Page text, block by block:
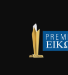
contenido